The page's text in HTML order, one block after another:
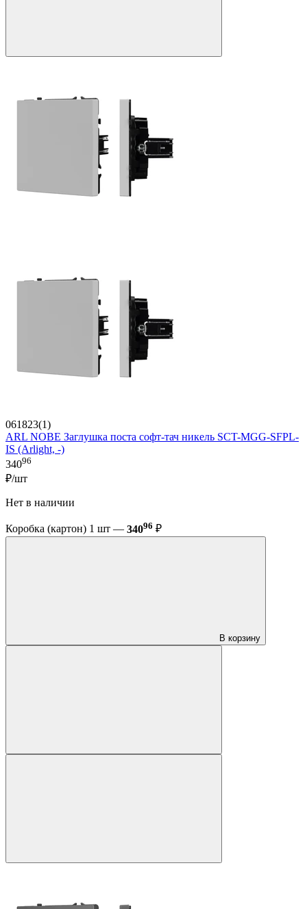
061823(1)
ARL NOBE Заглушка поста софт-тач никель SCT-MGG-SFPL-
IS (Arlight, -)
34096
₽/шт
Нет в наличии
Коробка (картон) 1 шт — 34096 ₽
В корзину